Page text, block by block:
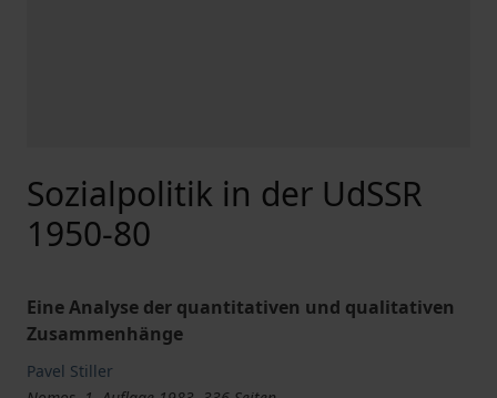
Sozialpolitik in der UdSSR
1950-80
Eine Analyse der quantitativen und qualitativen
Zusammenhänge
Pavel Stiller